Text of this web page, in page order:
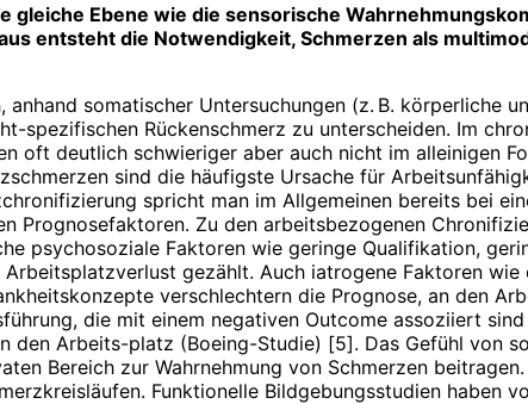
gleiche Ebene wie die sensorische
entsteht die Notwendigkeit, Schmerzen als
somatischer Untersuchungen (z. B. körperliche
spezifischen Rückenschmerz zu unterscheiden. Im
oft deutlich schwieriger aber auch nicht im allei­nigen
sind die häufigste Ursache für
spricht man im Allgemeinen bereits bei
Prognosefaktoren. Zu den arbeitsbezogenen
psychosoziale Faktoren wie geringe Qualifikation,
gezählt. Auch iatrogene Faktoren wie
verschlechtern die Prognose, an den
die mit einem negativen Outcome assoziiert
Arbeits-platz (Boeing-Studie) [5]. Das Gefühl von
Bereich zur Wahrnehmung von Schmerzen
Funktionelle Bildgebungsstudien haben